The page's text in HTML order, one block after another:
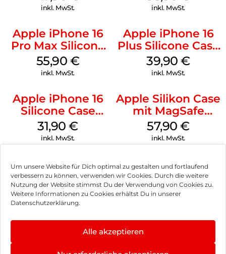
Um unsere Website für Dich optimal zu gestalten und fortlaufend
verbessern zu können, verwenden wir Cookies. Durch die weitere
Nutzung der Website stimmst Du der Verwendung von Cookies zu.
Weitere Informationen zu Cookies erhältst Du in unserer
Datenschutzerklärung.
Alle akzeptieren
inkl. MwSt. inkl. MwSt.
Apple iPhone 16
Pro Max Silicone
Case MagSafe
Stone Gray
55,90 €
inkl. MwSt.
Apple iPhone 16
Plus Silicone Case
MagSafe Plum
39,90€
inkl. MwSt.
Apple iPhone 16
Silicone Case
MagSafe Fuchsia
31,90€
inkl. MwSt.
Apple Silikon Case
mit MagSafe
iPhone 14 Pro
(PRODUCT)RED
57,90€
inkl. MwSt.
Impressum